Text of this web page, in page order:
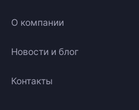
О компании
Новости и блог
Контакты